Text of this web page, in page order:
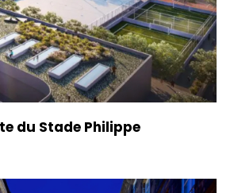
du Stade Philippe